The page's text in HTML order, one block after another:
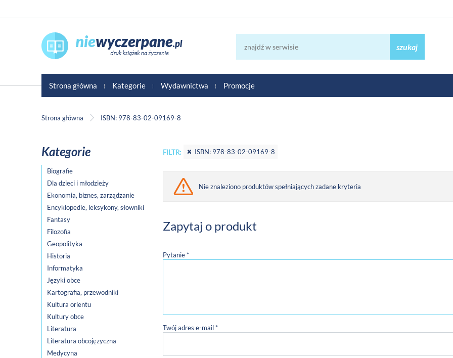
szukaj
Strona główna Kategorie Wydawnictwa Promocje
Strona główna ISBN: 978-83-02-09169-8
Kategorie
Biografie
Dla dzieci i młodzieży
Ekonomia, biznes, zarządzanie
Encyklopedie, leksykony, słowniki
Fantasy
Filozofia
Geopolityka
Historia
Informatyka
Języki obce
Kartografia, przewodniki
Kultura orientu
Kultury obce
Literatura
Literatura obcojęzyczna
Medycyna
FILTR: ISBN: 978-83-02-09169-8
Nie znaleziono produktów spełniających zadane kryteria
Zapytaj o produkt
Pytanie *
Twój adres e-mail *